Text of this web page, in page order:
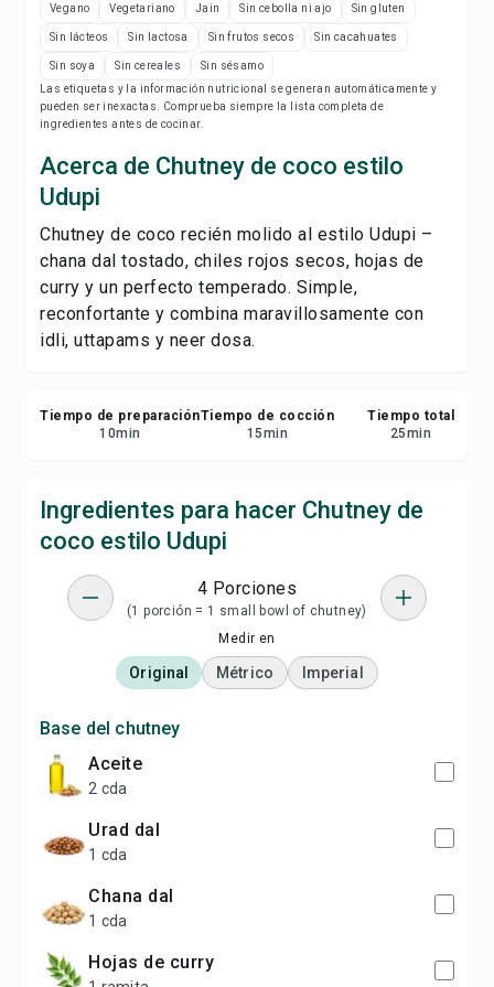
Guardar
Compartir
Reportar
Vegano Vegetariano Jain Sin cebolla ni ajo Sin gluten
Sin lácteos Sin lactosa Sin frutos secos Sin cacahuates
Sin soya Sin cereales
Sin sésamo
Las etiquetas y la información nutricional se generan automáticamente y
pueden ser inexactas. Comprueba siempre la lista completa de
ingredientes antes de cocinar.
Acerca de Chutney de coco estilo
Udupi
Chutney de coco recién molido al estilo Udupi –
chana dal tostado, chiles rojos secos, hojas de
curry y un perfecto temperado. Simple,
reconfortante y combina maravillosamente con
idli, uttapams y neer dosa.
Tiempo de preparación
10min
Tiempo de cocción
15min
Tiempo total
25min
Ingredientes para hacer Chutney de
coco estilo Udupi
4 Porciones
(1 porción = 1 small bowl of chutney)
Medir en
Original Métrico Imperial
Base del chutney
aceite
2 cda
urad dal
1 cda
chana dal
1 cda
hojas de curry